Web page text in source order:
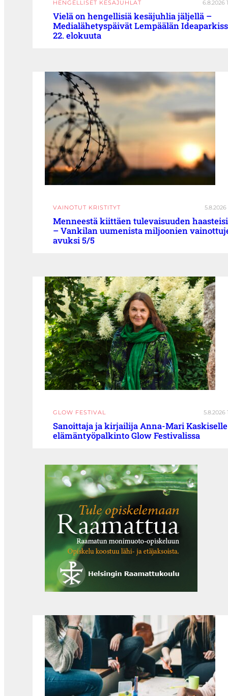
HENGELLISET KESÄJUHLAT 6.8.2026
Vielä on hengellisiä kesäjuhlia jäljellä –
Medialähetyspäivät Lempäälän
22. elokuuta
VAINOTUT KRISTITYT 5.8.2026
Menneestä kiittäen tulevaisuuden
– Vankilan uumenista miljoonien
avuksi 5/5
GLOW FESTIVAL 5.8.2026
Sanoittaja ja kirjailija Anna-Mari Kaskiselle
elämäntyöpalkinto Glow Festivalissa